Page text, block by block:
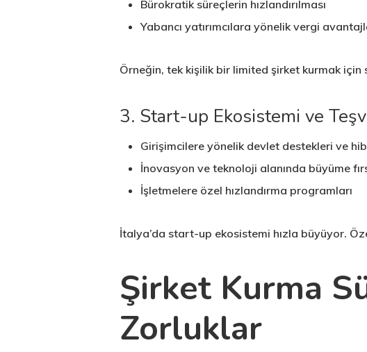
Bürokratik süreçlerin hızlandırılması
Yabancı yatırımcılara yönelik vergi
Örneğin, tek kişilik bir limited şirket kurmak
3. Start-up Ekosistemi ve
Girişimcilere yönelik devlet destekleri ve
İnovasyon ve teknoloji alanında büyüme
İşletmelere özel hızlandırma programları
İtalya’da start-up ekosistemi hızla büyüyor.
Şirket Kurma
Zorluklar